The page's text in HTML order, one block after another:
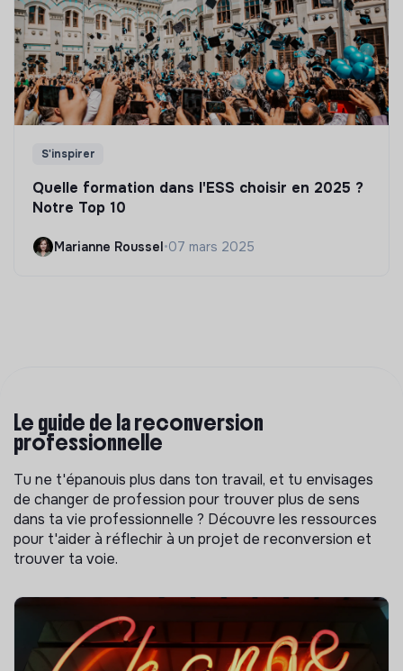
S'inspirer
Quelle formation dans l'ESS choisir en 2025 ?
Notre Top 10
Marianne Roussel•07 mars 2025
Le guide de la reconversion
professionnelle
Tu ne t'épanouis plus dans ton travail, et tu envisages
de changer de profession pour trouver plus de sens
dans ta vie professionnelle ? Découvre les ressources
pour t'aider à réflechir à un projet de reconversion et
trouver ta voie.